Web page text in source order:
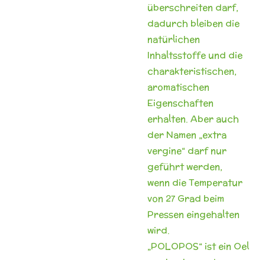
überschreiten darf,
dadurch bleiben die
natürlichen
Inhaltsstoffe und die
charakteristischen,
aromatischen
Eigenschaften
erhalten. Aber auch
der Namen „extra
vergine“ darf nur
geführt werden,
wenn die Temperatur
von 27 Grad beim
Pressen eingehalten
wird.
„POLOPOS“ ist ein Oel